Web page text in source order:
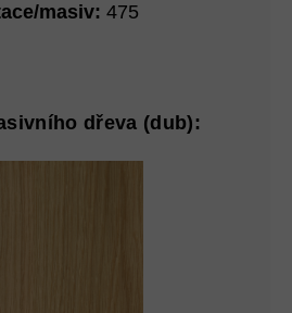
masiv: 475
dřeva (dub):